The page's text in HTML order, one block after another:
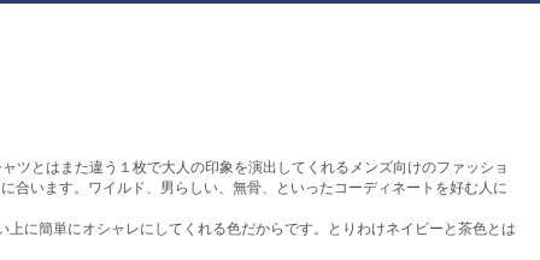
とはまた違う１枚で大人の印象を演出してくれるメンズ向けのファッショ
合います。ワイルド、男らしい、無骨、といったコーディネートを好む人に
に簡単にオシャレにしてくれる色だからです。とりわけネイビーと茶色とは